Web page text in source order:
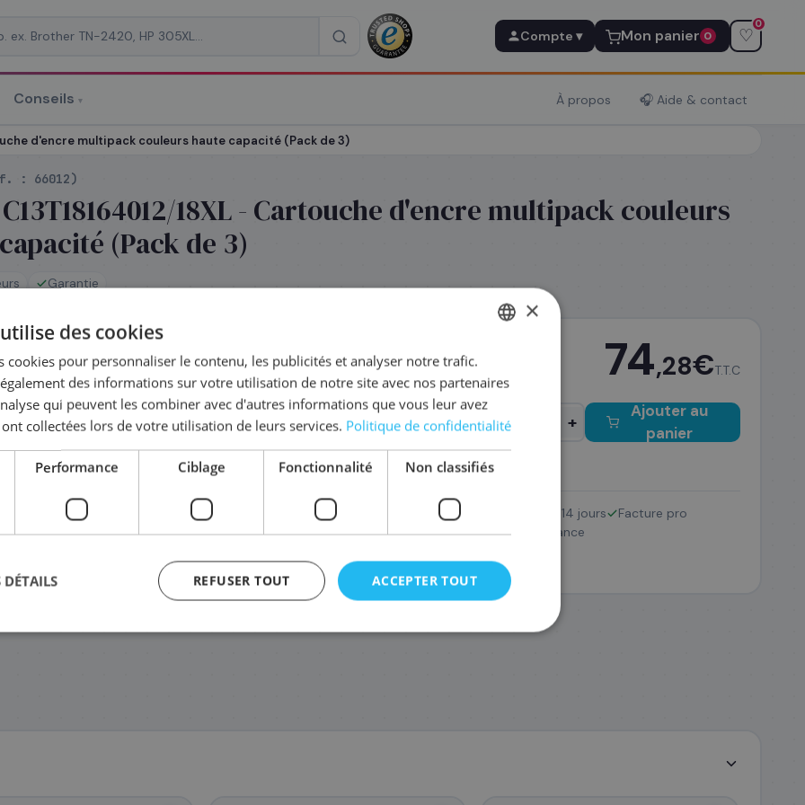
Compte ▾ Mon panier 0 ♡
0
Conseils ▾ À propos 🎧 Aide & contact
d'encre multipack couleurs haute capacité (Pack de 3)
: 66012)
18XL - Cartouche d'encre multipack couleurs
(Pack de 3)
Garantie
le jour même — commandez avant 14h 74,28€T.T.C
+
Ajouter au
panier
la série18XL
18XL
,48 €
C13T18144010/18XL
73,08 €
C13T18144012/18XL
22,68 €
C13T18164511/18XL Pack
83,88 €
Retour 14 jours
Facture pro
SAV France
*
ENGLISH
×
des cookies
cookies pour personnaliser le contenu, les publicités et analyser notre trafic.
des informations sur votre utilisation de notre site avec nos partenaires
qui peuvent les combiner avec d'autres informations que vous leur avez
collectées lors de votre utilisation de leurs services. Politique de confidentialité
Performance Ciblage Fonctionnalité Non classifiés
ACCEPTER TOUT
REFUSER TOUT
DÉTAILS